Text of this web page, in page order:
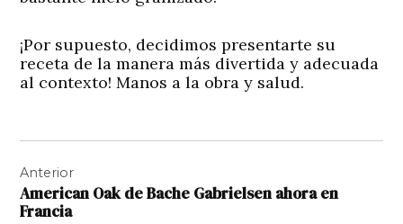
¡Por supuesto, decidimos presentarte su
receta de la manera más divertida y adecuada
al contexto! Manos a la obra y salud.
de
entradas
Anterior
American Oak de Bache Gabrielsen ahora en
Francia